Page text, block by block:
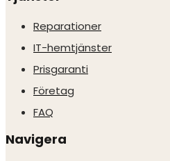
Reparationer
IT-hemtjänster
Prisgaranti
Företag
FAQ
Navigera